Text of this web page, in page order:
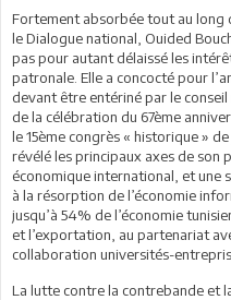
Fortement absorbée tout au long
le Dialogue national, Ouided
pas pour autant délaissé les
patronale. Elle a concocté pour
devant être entériné par le
de la célébration du 67ème
le 15ème congrès « historique »
révélé les principaux axes de son
économique international, et une
à la résorption de l’économie
jusqu’à 54% de l’économie
et l’exportation, au partenariat
collaboration universités-
La lutte contre la contrebande et